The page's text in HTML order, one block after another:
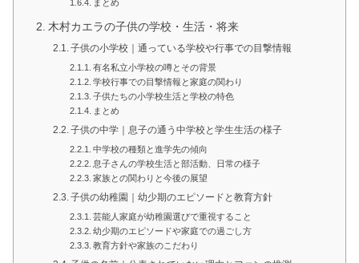
まとめ
木村カエラの子供の学校・生活・将来
子供の小学校｜通っている学校や行事での目撃情報
有名私立小学校の噂とその背景
学校行事での目撃情報と家庭の関わり
子供たちの小学校生活と学校の特色
まとめ
子供の中学｜息子の通う中学校と学生生活の様子
中学校の種類と進学先の傾向
息子さんの学校生活と部活動、日常の様子
家族との関わりと今後の展望
子供の幼稚園｜幼少期のエピソードと教育方針
芸能人家庭が幼稚園選びで重視すること
幼少期のエピソードや家庭での過ごし方
教育方針や家族のこだわり